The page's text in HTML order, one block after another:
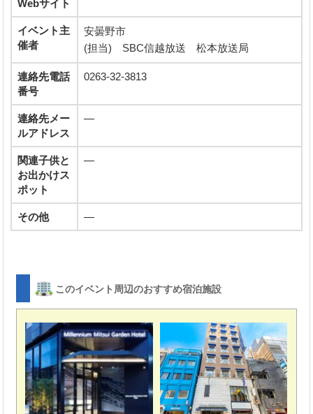
Webサイト
イベント主
催者
安曇野市
(担当) SBC信越放送 松本放送局
連絡先電話
番号
0263-32-3813
連絡先メー
ルアドレス
―
関連子供と
お出かけス
ポット
―
その他 ―
このイベント周辺のおすすめ宿泊施設